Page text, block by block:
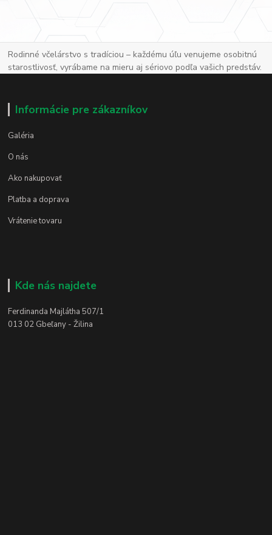
Rodinné včelárstvo s tradíciou – každému úľu venujeme osobitnú
starostlivosť, vyrábame na mieru aj sériovo podľa vašich predstáv.
Informácie pre zákazníkov
Galéria
O nás
Ako nakupovať
Platba a doprava
Vrátenie tovaru
Kde nás najdete
Ferdinanda Majlátha 507/1
013 02 Gbeľany - Žilina